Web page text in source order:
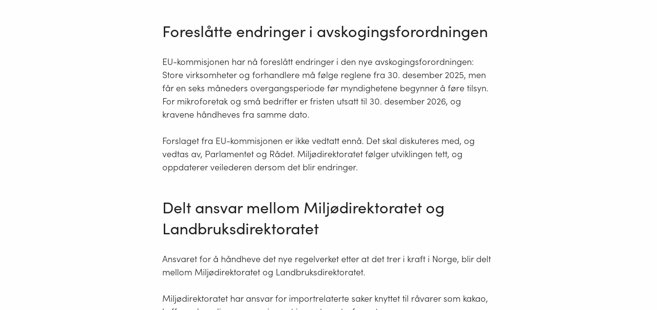
livet
jorden
Foreslåtte endringer i avskogingsforordningen
EU-kommisjonen har nå foreslått endringer i den nye avskogingsforordningen:
Store virksomheter og forhandlere må følge reglene fra 30. desember 2025, men
får en seks måneders overgangsperiode før myndighetene begynner å føre tilsyn.
For mikroforetak og små bedrifter er fristen utsatt til 30. desember 2026, og
kravene håndheves fra samme dato.
Forslaget fra EU-kommisjonen er ikke vedtatt ennå. Det skal diskuteres med, og
vedtas av, Parlamentet og Rådet. Miljødirektoratet følger utviklingen tett, og
oppdaterer veilederen dersom det blir endringer.
Delt ansvar mellom Miljødirektoratet og
Landbruksdirektoratet
Ansvaret for å håndheve det nye regelverket etter at det trer i kraft i Norge, blir delt
mellom Miljødirektoratet og Landbruksdirektoratet.
Miljødirektoratet har ansvar for importrelaterte saker knyttet til råvarer som kakao,